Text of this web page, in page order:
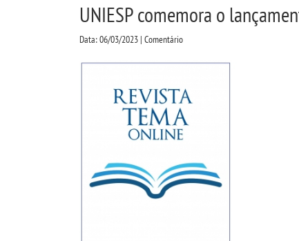
UNIESP comemora o
Data: 06/03/2023 | Comentário